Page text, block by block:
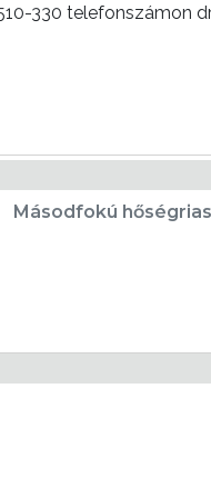
330 telefonszámon
Másodfokú